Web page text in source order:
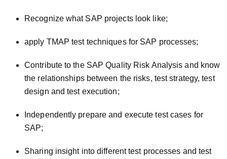
Recognize what SAP projects look like;
apply TMAP test techniques for SAP processes;
Contribute to the SAP Quality Risk Analysis and know
the relationships between the risks, test strategy, test
design and test execution;
Independently prepare and execute test cases for
SAP;
Sharing insight into different test processes and test